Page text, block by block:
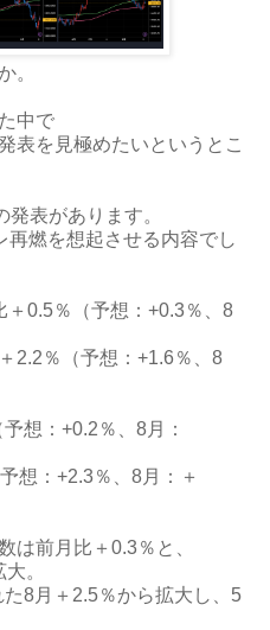
。
中で
表を見極めたいというとこ
表があります。
燃を想起させる内容でし
＋0.5％（予想：+0.3％、8
想：+1.6％、8
想：+0.2％、8月：
+2.3％、8月：＋
は前月比＋0.3％と、
。
8月＋2.5％から拡大し、5